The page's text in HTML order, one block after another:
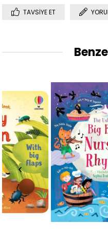
TAVSIYE ET